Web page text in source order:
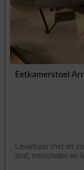
Eetkamerstoel
Leverbaar met en
stof, microleder en